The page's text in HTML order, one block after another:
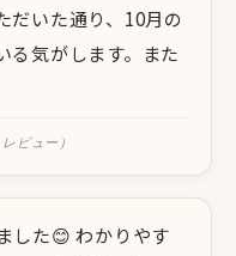
だいた通り、10月の
る気がします。また
ビュー）
した😊 わかりやす